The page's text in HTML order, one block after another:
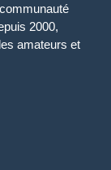
2000,
amateurs et